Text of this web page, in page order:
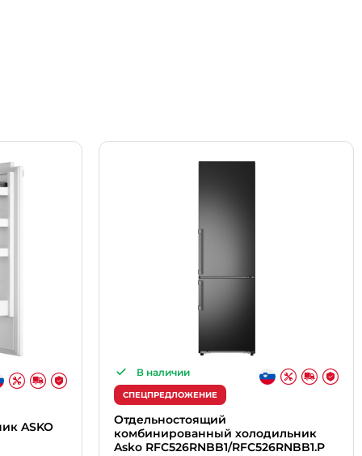
ASKO
В наличии
СПЕЦПРЕДЛОЖЕНИЕ
Отдельностоящий
комбинированный холодильник
Asko RFC526RNBB1/RFC526RNBB1.P